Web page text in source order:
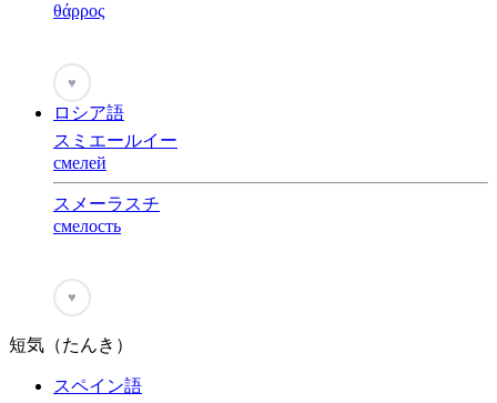
θάρρος
♥
ロシア語
スミエールイー
смелей
スメーラスチ
смелость
♥
短気（たんき）
スペイン語